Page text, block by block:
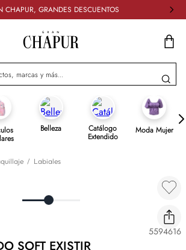
CHAPUR, GRANDES DESCUENTOS
marcas y más...
Belleza Catálogo
Extendido
Moda Mujer
Labiales
5594616
SOFT EXISTIR